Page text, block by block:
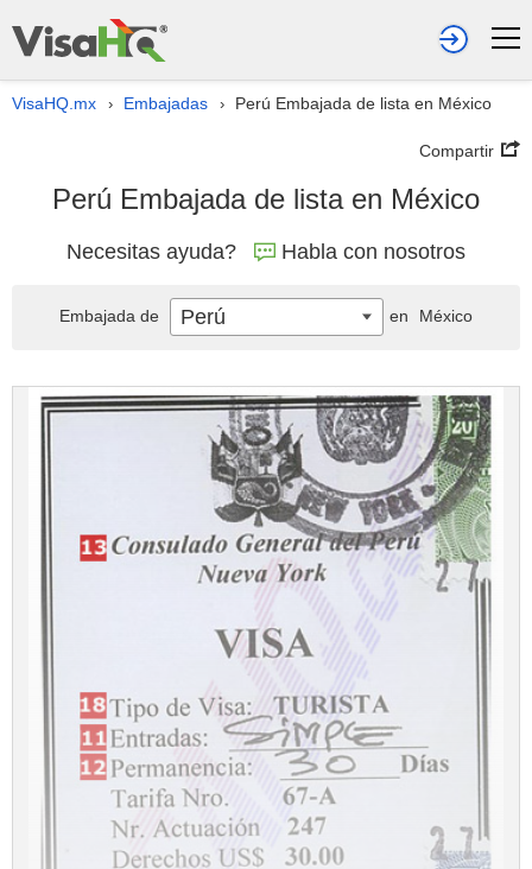
VisaHQ.mx › Embajadas › Perú Embajada de lista en México
Compartir
Perú Embajada de lista en México
Necesitas ayuda? Habla con nosotros
Embajada de Perú en México